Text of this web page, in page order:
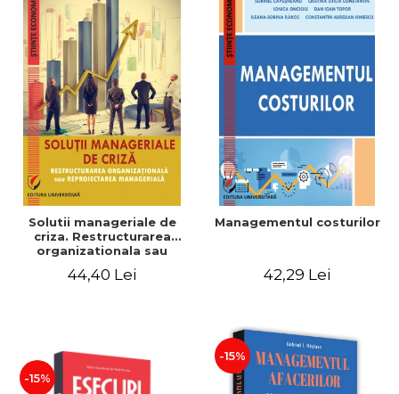
Solutii manageriale de
criza. Restructurarea
organizationala sau
44,40 Lei
Managementul costurilor
42,29 Lei
-15%
-15%